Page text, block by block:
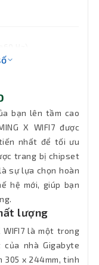
6800(OC) /
/ 5600(OC) /
s
1 x M.2 PCIe 4.0
x2
bạn lên tầm cao
X WIFI7 được
nhất để tối ưu
trang bị chipset
sự lựa chọn hoàn
hệ mới, giúp bạn
lượng
WIFI7 là một trong
nhà Gigabyte
305 x 244mm, tinh